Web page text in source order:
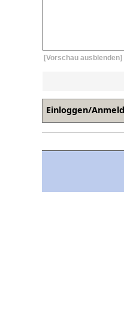
[Vorschau ausblenden]